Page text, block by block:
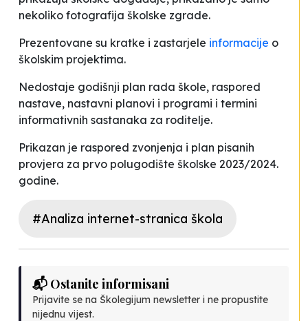
nekoliko fotografija školske zgrade.
Prezentovane su kratke i zastarjele informacije o
školskim projektima.
Nedostaje godišnji plan rada škole, raspored
nastave, nastavni planovi i programi i termini
informativnih sastanaka za roditelje.
Prikazan je raspored zvonjenja i plan pisanih
provjera za prvo polugodište školske 2023/2024.
godine.
#Analiza internet-stranica škola
📬 Ostanite informisani
Prijavite se na Školegijum newsletter i ne propustite
nijednu vijest.